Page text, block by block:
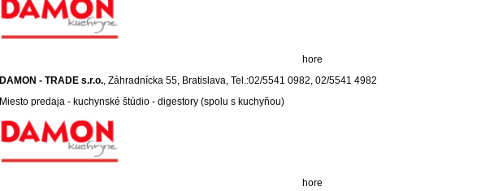
hore
DAMON - TRADE s.r.o., Záhradnícka 55, Bratislava, Tel.:02/5541 0982, 02/5541 4982
Miesto predaja - kuchynské štúdio - digestory (spolu s kuchyňou)
hore